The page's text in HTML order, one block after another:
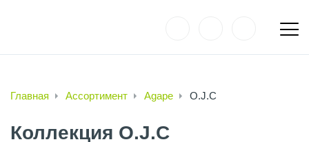
Главная Ассортимент Agape O.J.C
Коллекция O.J.C